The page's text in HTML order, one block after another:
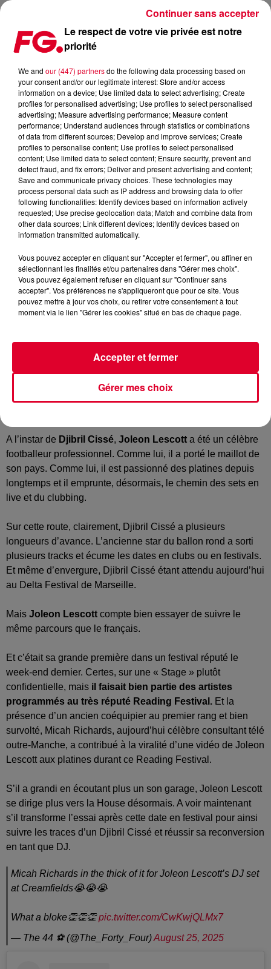
COMME DJIBRIL CISSÉ, UN ANCIEN INTERNATIONAL DE FOOT ANGLAIS
Publié : 28 août 2025 à 8h17 par
Antony HARARI
L'ancien international de foot Joleon Lescott devient DJ
Crédit :Instagram officiel joleonlescott
A l’instar de Djibril Cissé, Joleon Lescott a été un célèbre
footballeur professionnel. Comme lui, il a porté le maillot de
son pays. Comme lui, il est passionné des platines depuis
longtemps et il emprunte, désormais, le chemin des sets en
live et du clubbing.
Sur cette route, clairement, Djibril Cissé a plusieurs
longueurs d’avance. L’ancienne star du ballon rond a sorti
plusieurs tracks et écume les dates en clubs ou en festivals.
Et même d’envergure, Djibril Cissé étant attendu aujourd’hui
au Delta Festival de Marseille.
Mais Joleon Lescott compte bien essayer de suivre le
même parcours que le français.
Et c’était sa grande première dans un festival réputé le
week-end dernier. Certes, sur une « Stage » plutôt
confidentielle, mais il faisait bien partie des artistes
programmés au très réputé Reading Festival. Et la
présence d’un ancien coéquipier au premier rang et bien
survolté, Micah Richards, aujourd’hui célèbre consultant télé
outre-Manche, a contribué à la viralité d’une vidéo de Joleon
Lescott aux platines durant ce Reading Festival.
S’il a grandi en écoutant plus un son garage, Joleon Lescott
se dirige plus vers la House désormais. A voir maintenant
s’il transforme l’essai après cette date en festival pour ainsi
suivre les traces d’un Djibril Cissé et réussir sa reconversion
en tant que DJ.
Micah Richards in the thick of it for Joleon Lescott’s DJ set
at Creamfields😭😭😭
What a bloke👏👏👏pic.twitter.com/CwKwjQLMx7
— The 44 ⚽️ (@The_Forty_Four)August 25, 2025
Le respect de votre vie privée est notre
priorité
We and our (447) partnersdo the following data processing based on
your consent and/or our legitimate interest: Store and/or access
information on a device; Use limited data to select advertising; Create
profiles for personalised advertising; Use profiles to select personalised
advertising; Measure advertising performance; Measure content
performance; Understand audiences through statistics or combinations
of data from different sources; Develop and improve services; Create
profiles to personalise content; Use profiles to select personalised
content; Use limited data to select content; Ensure security, prevent and
detect fraud, and fix errors; Deliver and present advertising and content;
Save and communicate privacy choices. These technologies may
process personal data such as IP address and browsing data to offer
following functionalities: Identify devices based on information actively
requested; Use precise geolocation data; Match and combine data from
other data sources; Link different devices; Identify devices based on
information transmitted automatically.
Vous pouvez accepter en cliquant sur "Accepter et fermer", ou affiner en
sélectionnant les finalités et/ou partenaires dans "Gérer mes choix".
Vous pouvez également refuser en cliquant sur "Continuer sans
accepter". Vos préférences ne s'appliqueront que pour ce site. Vous
pouvez mettre à jour vos choix, ou retirer votre consentement à tout
moment via le lien "Gérer les cookies" situé en bas de chaque page.
Gérer mes choix
Accepter et fermer
Continuer sans accepter